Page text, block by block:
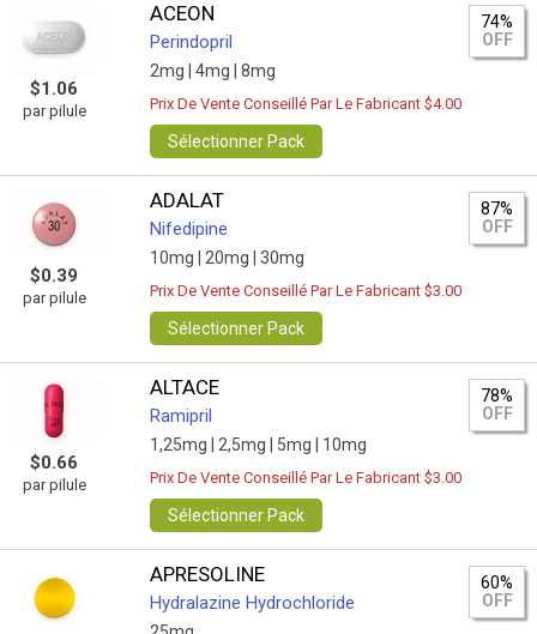
$1.06
par pilule
ACEON
Perindopril
2mg | 4mg | 8mg
74%
OFF
Prix De Vente Conseillé Par Le Fabricant $4.00
Sélectionner Pack
$0.39
par pilule
ADALAT
Nifedipine
10mg | 20mg | 30mg
87%
OFF
Prix De Vente Conseillé Par Le Fabricant $3.00
Sélectionner Pack
$0.66
par pilule
ALTACE
Ramipril
1,25mg | 2,5mg | 5mg | 10mg
78%
OFF
Prix De Vente Conseillé Par Le Fabricant $3.00
Sélectionner Pack
APRESOLINE
Hydralazine Hydrochloride
60%
OFF